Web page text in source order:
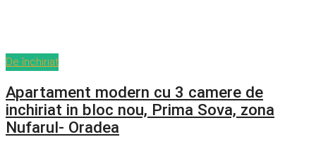
De închiriat
Apartament modern cu 3 camere de
inchiriat in bloc nou, Prima Sova, zona
Nufarul- Oradea